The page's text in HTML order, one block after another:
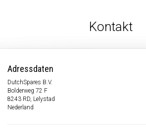
Kontakt
Adressdaten
DutchSpares B.V.
Bolderweg 72 F
8243 RD, Lelystad
Nederland